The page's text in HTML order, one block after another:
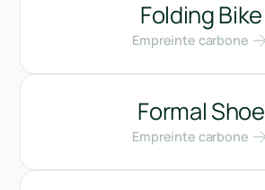
Folding Bike
Empreinte carbone
Formal Shoe
Empreinte carbone